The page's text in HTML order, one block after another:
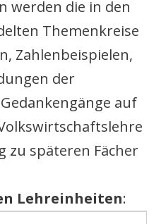
werden die in den
Themenkreise
Zahlenbeispielen,
der
auf
zu späteren Fächer
Lehreinheiten: